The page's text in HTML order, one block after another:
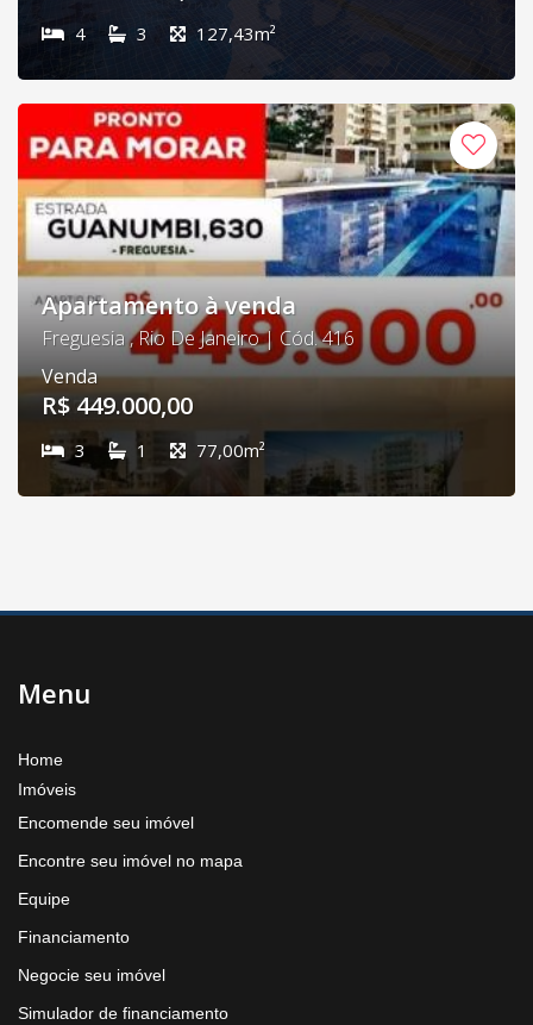
4 3 127,43m²
Apartamento à venda
Freguesia , Rio De Janeiro | Cód. 416
Venda
R$ 449.000,00
3 1 77,00m²
Menu
Home
Imóveis
Encomende seu imóvel
Encontre seu imóvel no mapa
Equipe
Financiamento
Negocie seu imóvel
Simulador de financiamento